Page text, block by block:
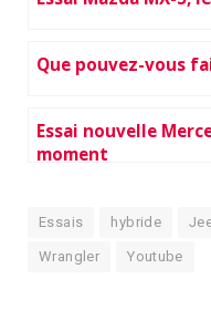
Que pouvez-vous
Essai nouvelle
moment
Essais hybride
Wrangler Youtube